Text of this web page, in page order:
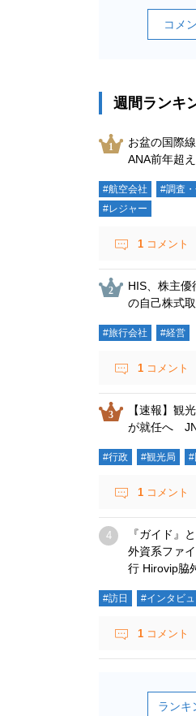
コメ
週間ランキ
お盆の国際
ANA前年超
#航空会社 #調査
#レジャー
1 コメント
HIS、株主
の自己株式
#旅行会社 #経営
1 コメント
【速報】観
が就任へ
#行政 #観光局 #
1 コメント
『ガイド』
外資系ファ
行 Hirovip脇
#訪日 #インタビ
1 コメント